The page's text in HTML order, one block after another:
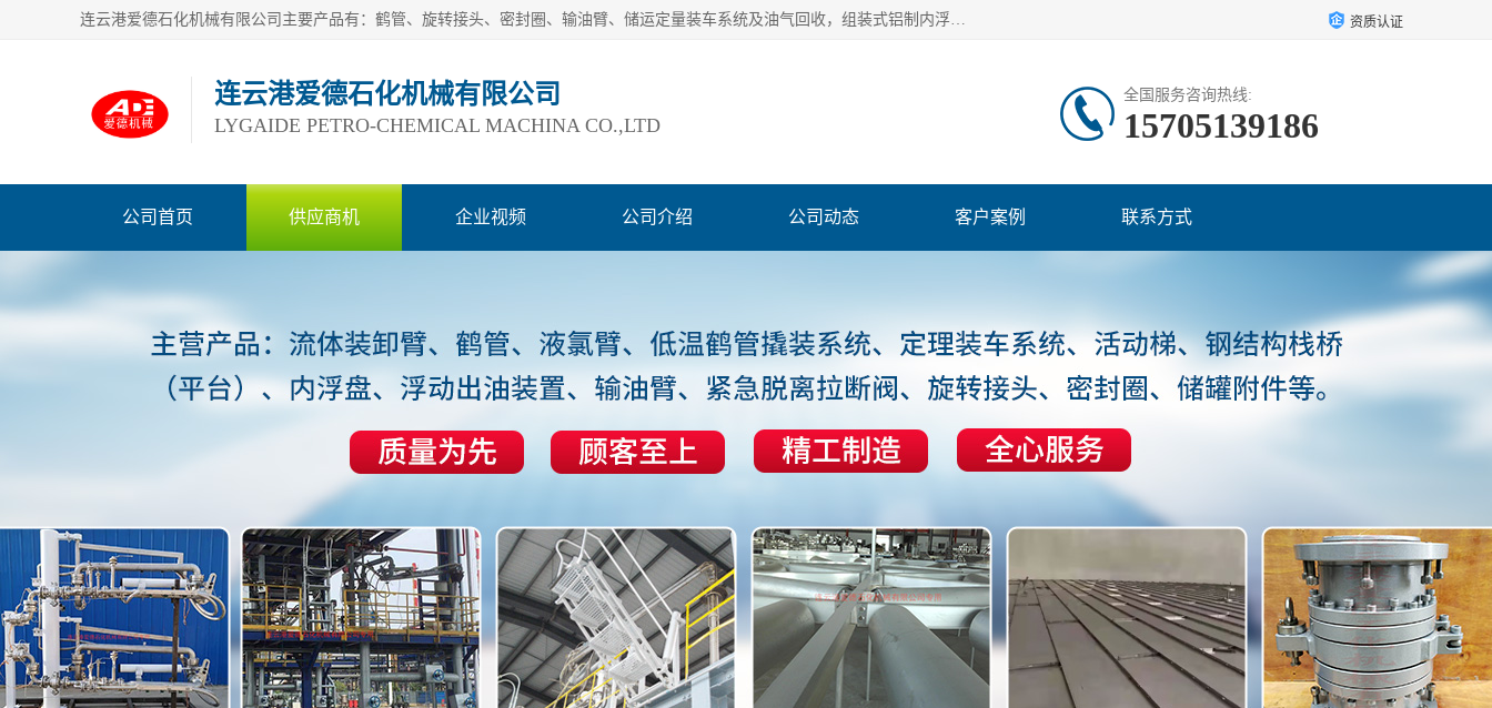
连云港爱德石化机械有限公司主要产品有：鹤管、旋转接头、密封圈、输油臂、储运定量装车系统及油气回收，组装式铝制内浮盘及油罐附件、钢结构栈桥/平台、活动梯、紧急脱离拉断阀等。完备的制造和检测手段以及高素质的员工确保了产品的质量。 资质认证
连云港爱德石化机械有限公司
LYGAIDE PETRO-CHEMICAL MACHINA CO.,LTD
全国服务咨询热线:
15705139186
公司首页 供应商机 企业视频 公司介绍 公司动态 客户案例 联系方式